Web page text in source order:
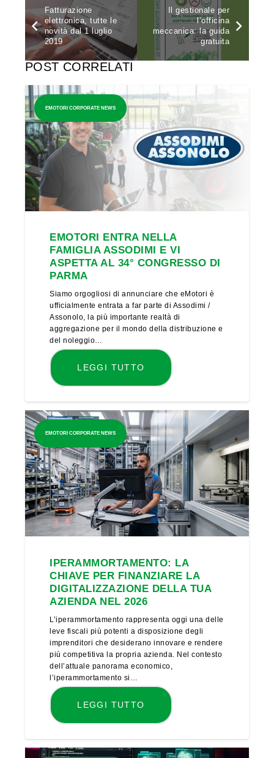
Fatturazione
elettronica, tutte le
novità dal 1 luglio
2019
Il gestionale per
l’officina
meccanica: la guida
gratuita
POST CORRELATI
EMOTORI CORPORATE NEWS
EMOTORI ENTRA NELLA
FAMIGLIA ASSODIMI E VI
ASPETTA AL 34° CONGRESSO DI
PARMA
Siamo orgogliosi di annunciare che eMotori è
ufficialmente entrata a far parte di Assodimi /
Assonolo, la più importante realtà di
aggregazione per il mondo della distribuzione e
del noleggio…
LEGGI TUTTO
EMOTORI CORPORATE NEWS
IPERAMMORTAMENTO: LA
CHIAVE PER FINANZIARE LA
DIGITALIZZAZIONE DELLA TUA
AZIENDA NEL 2026
L’iperammortamento rappresenta oggi una delle
leve fiscali più potenti a disposizione degli
imprenditori che desiderano innovare e rendere
più competitiva la propria azienda. Nel contesto
dell’attuale panorama economico,
l’iperammortamento si…
LEGGI TUTTO